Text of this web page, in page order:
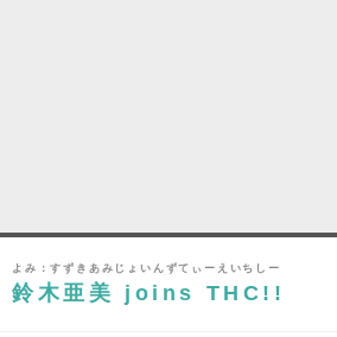
よみ：すずきあみじょいんずてぃーえいちしー
鈴木亜美 joins THC!!